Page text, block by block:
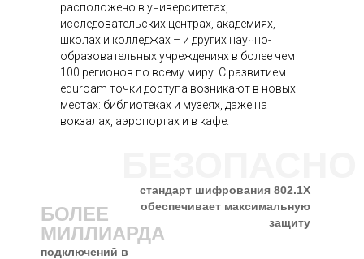
расположено в университетах,
исследовательских центрах, академиях,
школах и колледжах – и других научно-
образовательных учреждениях в более чем
100 регионов по всему миру. С развитием
eduroam точки доступа возникают в новых
местах: библиотеках и музеях, даже на
вокзалах, аэропортах и в кафе.
подключений в
стандарт шифрования 802.1Х
обеспечивает максимальную
защиту
БОЛЕЕ
МИЛЛИАРДА